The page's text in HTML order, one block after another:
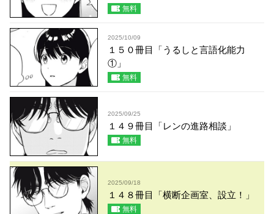
無料
2025/10/09
１５０冊目「うるしと言語化能力
①」
無料
2025/09/25
１４９冊目「レンの進路相談」
無料
2025/09/18
１４８冊目「横断企画室、設立！」
無料